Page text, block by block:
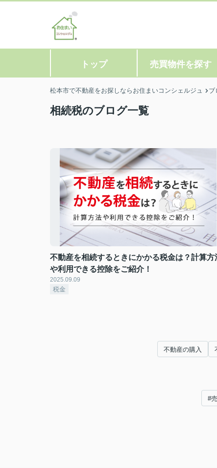
トップ 売買物件を探す
松本市で不動産をお探しならお住まいコンシェルジュ ブ
相続税のブログ一覧
不動産を相続するときにかかる税金は？計算方
や利用できる控除をご紹介！
2025.09.09
税金
不動産の購入
#